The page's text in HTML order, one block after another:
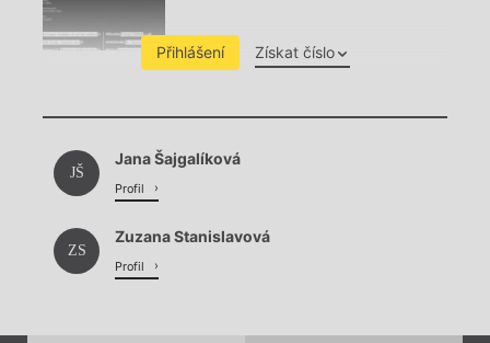
Přihlášení Získat číslo
Chviličku.
Načítá se.
JŠ
Jana Šajgalíková
Profil
ZS
Zuzana Stanislavová
Profil